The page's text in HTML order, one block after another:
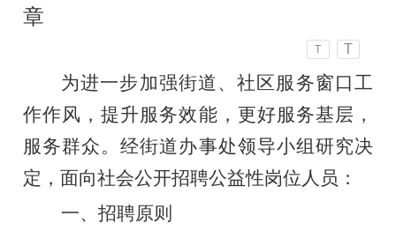
章
T T
为进一步加强街道、社区服务窗口工
作作风，提升服务效能，更好服务基层，
服务群众。经街道办事处领导小组研究决
定，面向社会公开招聘公益性岗位人员：
一、招聘原则